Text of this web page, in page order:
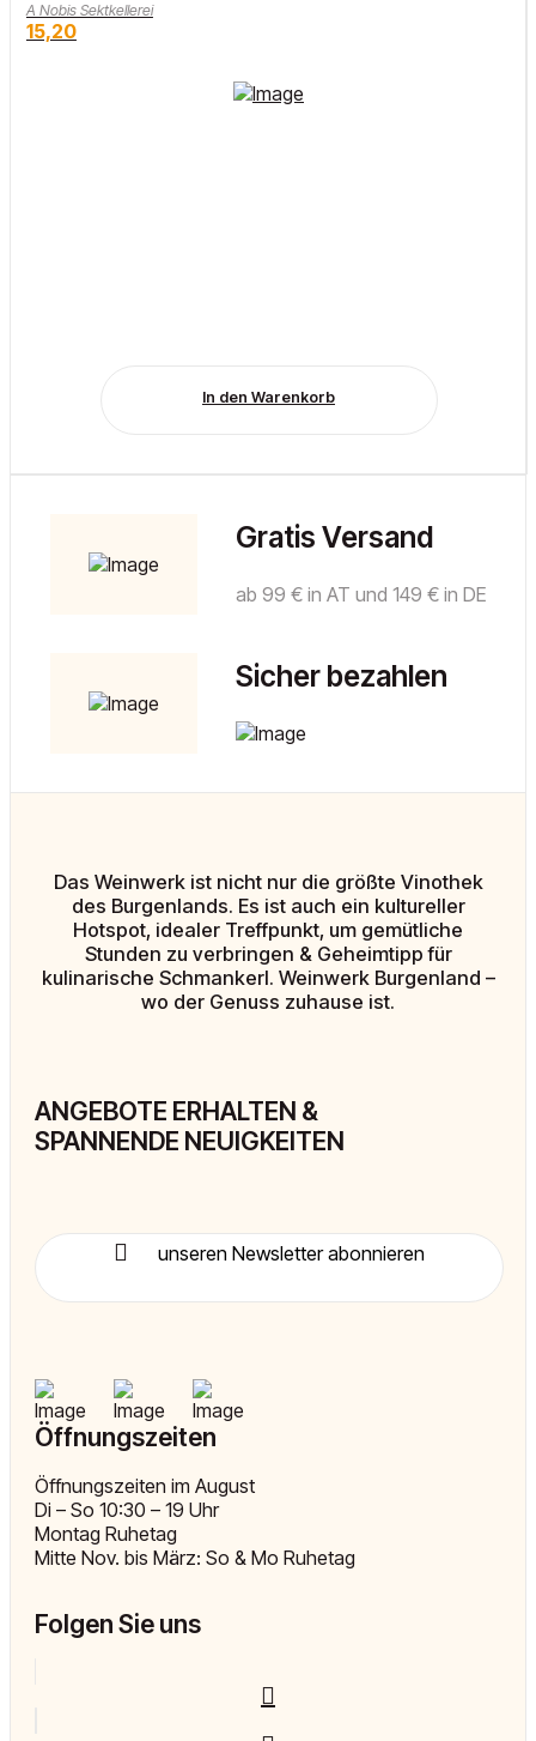
A Nobis Sektkellerei
15,20
In den Warenkorb
Gratis Versand
ab 99 € in AT und 149 € in DE
Sicher bezahlen
Das Weinwerk ist nicht nur die größte Vinothek
des Burgenlands. Es ist auch ein kultureller
Hotspot, idealer Treffpunkt, um gemütliche
Stunden zu verbringen & Geheimtipp für
kulinarische Schmankerl. Weinwerk Burgenland –
wo der Genuss zuhause ist.
ANGEBOTE ERHALTEN &
SPANNENDE NEUIGKEITEN
unseren Newsletter abonnieren
Öffnungszeiten
Öffnungszeiten im August
Di – So 10:30 – 19 Uhr
Montag Ruhetag
Mitte Nov. bis März: So & Mo Ruhetag
Folgen Sie uns